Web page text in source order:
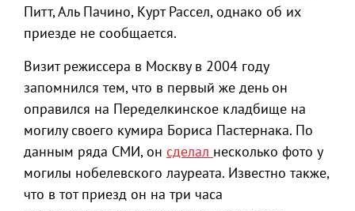
Питт, Аль Пачино, Курт Рассел, однако об их
приезде не сообщается.
Визит режиссера в Москву в 2004 году
запомнился тем, что в первый же день он
оправился на Переделкинское кладбище на
могилу своего кумира Бориса Пастернака. По
данным ряда СМИ, он сделал несколько фото у
могилы нобелевского лауреата. Известно также,
что в тот приезд он на три часа